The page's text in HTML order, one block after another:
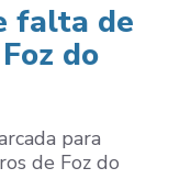
falta de
do
para
de Foz do